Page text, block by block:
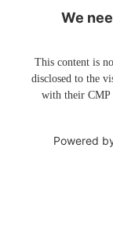
We
This content is
disclosed to the
with their CMP
Powered